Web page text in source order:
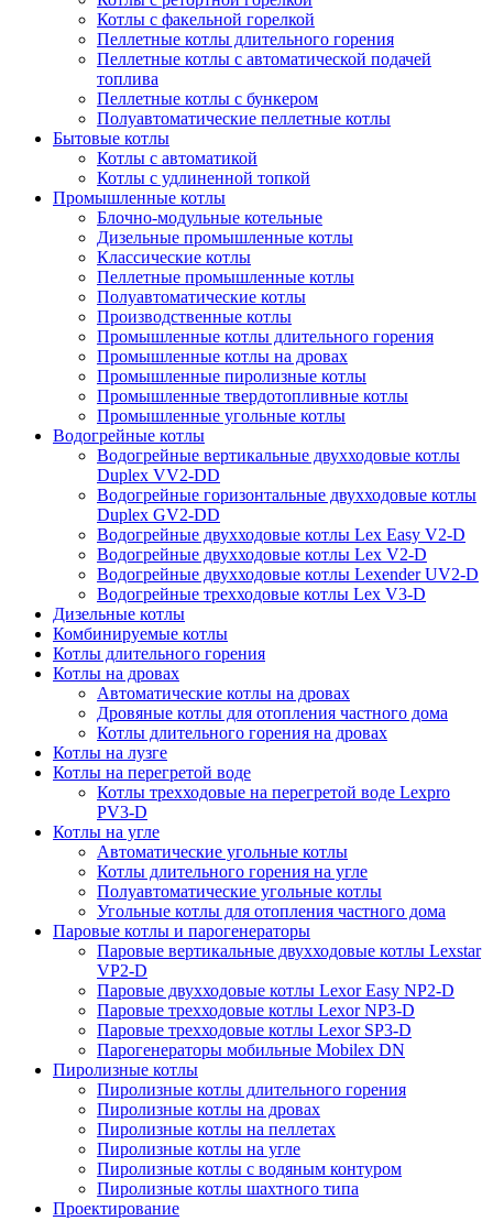
Котлы с факельной горелкой
Пеллетные котлы длительного горения
Пеллетные котлы с автоматической подачей
топлива
Пеллетные котлы с бункером
Полуавтоматические пеллетные котлы
Бытовые котлы
Котлы с автоматикой
Котлы с удлиненной топкой
Промышленные котлы
Блочно-модульные котельные
Дизельные промышленные котлы
Классические котлы
Пеллетные промышленные котлы
Полуавтоматические котлы
Производственные котлы
Промышленные котлы длительного горения
Промышленные котлы на дровах
Промышленные пиролизные котлы
Промышленные твердотопливные котлы
Промышленные угольные котлы
Водогрейные котлы
Водогрейные вертикальные двухходовые котлы
Duplex VV2-DD
Водогрейные горизонтальные двухходовые котлы
Duplex GV2-DD
Водогрейные двухходовые котлы Lex Easy V2-D
Водогрейные двухходовые котлы Lex V2-D
Водогрейные двухходовые котлы Lexender UV2-D
Водогрейные трехходовые котлы Lex V3-D
Дизельные котлы
Комбинируемые котлы
Котлы длительного горения
Котлы на дровах
Автоматические котлы на дровах
Дровяные котлы для отопления частного дома
Котлы длительного горения на дровах
Котлы на лузге
Котлы на перегретой воде
Котлы трехходовые на перегретой воде Lexpro
PV3-D
Котлы на угле
Автоматические угольные котлы
Котлы длительного горения на угле
Полуавтоматические угольные котлы
Угольные котлы для отопления частного дома
Паровые котлы и парогенераторы
Паровые вертикальные двухходовые котлы Lexstar
VP2-D
Паровые двухходовые котлы Lexor Easy NP2-D
Паровые трехходовые котлы Lexor NP3-D
Паровые трехходовые котлы Lexor SP3-D
Парогенераторы мобильные Mobilex DN
Пиролизные котлы
Пиролизные котлы длительного горения
Пиролизные котлы на дровах
Пиролизные котлы на пеллетах
Пиролизные котлы на угле
Пиролизные котлы с водяным контуром
Пиролизные котлы шахтного типа
Проектирование